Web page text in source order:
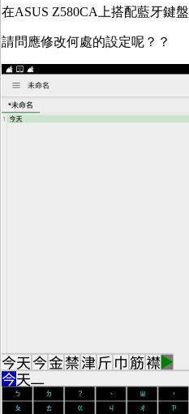
在ASUS Z580CA上搭配藍牙鍵
請問應修改何處的設定呢？？